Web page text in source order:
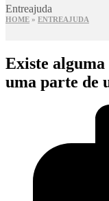
Entreajuda
HOME » ENTREAJUDA
Existe
uma parte de